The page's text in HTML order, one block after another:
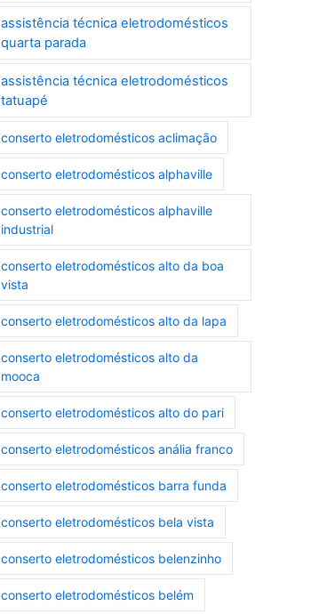
assistência técnica eletrodomésticos
quarta parada
assistência técnica eletrodomésticos
tatuapé
conserto eletrodomésticos aclimação
conserto eletrodomésticos alphaville
conserto eletrodomésticos alphaville
industrial
conserto eletrodomésticos alto da boa
vista
conserto eletrodomésticos alto da lapa
conserto eletrodomésticos alto da
mooca
conserto eletrodomésticos alto do pari
conserto eletrodomésticos anália franco
conserto eletrodomésticos barra funda
conserto eletrodomésticos bela vista
conserto eletrodomésticos belenzinho
conserto eletrodomésticos belém